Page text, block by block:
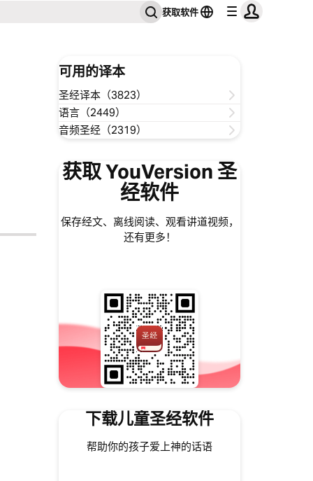
获取软件
可用的译本
圣经译本（3823）
语言（2449）
音频圣经（2319）
获取 YouVersion 圣
经软件
保存经文、离线阅读、观看讲道视频，
还有更多！
下载儿童圣经软件
帮助你的孩子爱上神的话语